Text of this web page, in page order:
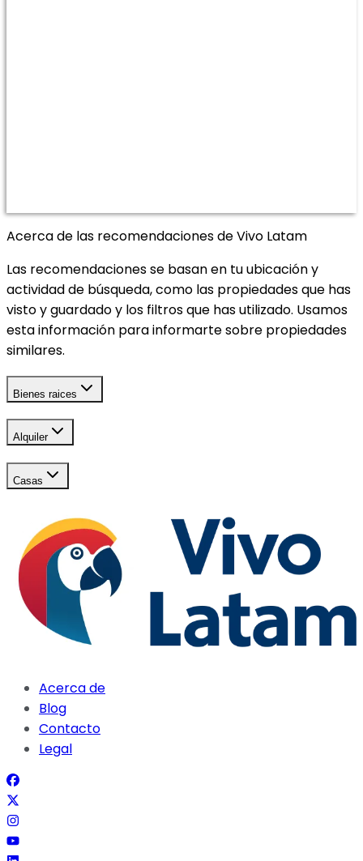
Acerca de las recomendaciones de Vivo Latam
Las recomendaciones se basan en tu ubicación y
actividad de búsqueda, como las propiedades que has
visto y guardado y los filtros que has utilizado. Usamos
esta información para informarte sobre propiedades
similares.
Bienes raices
Alquiler
Casas
Acerca de
Blog
Contacto
Legal